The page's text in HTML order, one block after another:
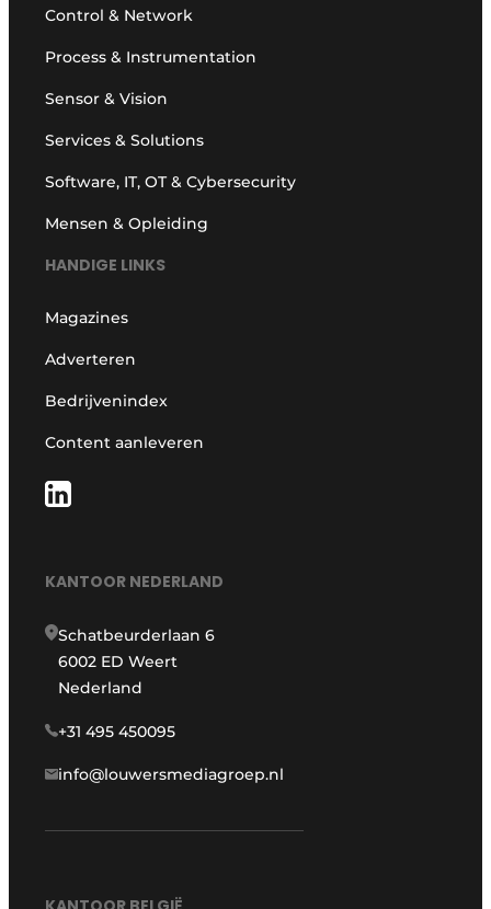
Control & Network
Process & Instrumentation
Sensor & Vision
Services & Solutions
Software, IT, OT & Cybersecurity
Mensen & Opleiding
HANDIGE LINKS
Magazines
Adverteren
Bedrijvenindex
Content aanleveren
KANTOOR NEDERLAND
Schatbeurderlaan 6
6002 ED Weert
Nederland
+31 495 450095
info@louwersmediagroep.nl